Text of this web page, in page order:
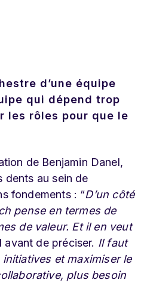
d’une équipe
qui dépend trop
les rôles pour que le
de Benjamin Danel,
dents au sein de
fondements : “D’un côté
pense en termes de
de valeur. Et il en veut
de préciser. Il faut
et maximiser le
plus besoin